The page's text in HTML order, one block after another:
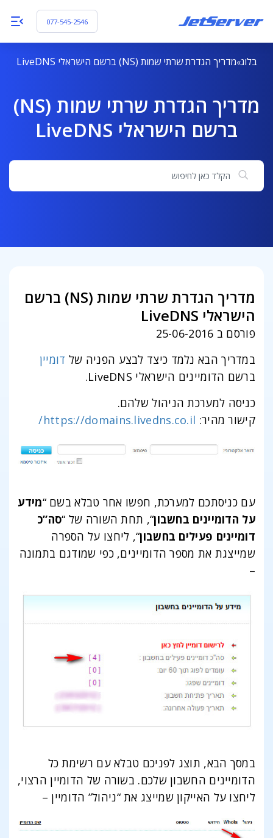
077-545-2546
בלוג מדריך הגדרת שרתי שמות (NS) ברשם הישראלי LiveDNS
מדריך הגדרת שרתי שמות (NS)
ברשם הישראלי LiveDNS
חיפוש
מדריך הגדרת שרתי שמות (NS) ברשם
הישראלי LiveDNS
פורסם ב 25-06-2016
במדריך הבא נלמד כיצד לבצע הפניה של דומיין
ברשם הדומיינים הישראלי LiveDNS.
כניסה למערכת הניהול שלהם.
קישור מהיר: https://domains.livedns.co.il/
עם כניסתכם למערכת, חפשו אחר טבלא בשם “מידע
על הדומיינים בחשבון“, תחת השורה של “סה”כ
דומיינים פעילים בחשבון“, ליחצו על הספרה
שמייצגת את מספר הדומיינים, כפי שמודגם בתמונה
–
במסך הבא, תוצג לפניכם טבלא עם רשימת כל
הדומיינים החשבון שלכם. בשורה של הדומיין הרצוי,
ליחצו על האייקון שמייצג את “ניהול” הדומיין –